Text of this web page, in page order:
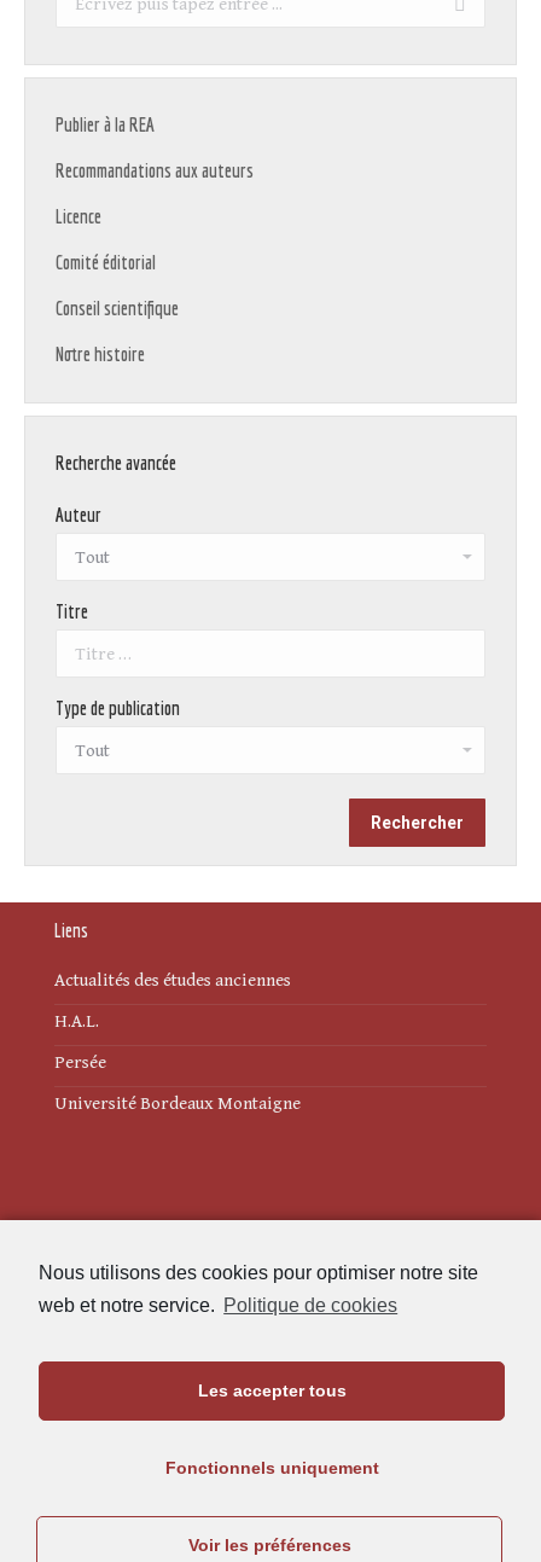
Nous utilisons des cookies pour optimiser notre site
web et notre service. Politique de cookies
Les accepter tous
Fonctionnels uniquement
Voir les préférences
Publier à la REA
Recommandations aux auteurs
Licence
Comité éditorial
Conseil scientifique
Notre histoire
Recherche avancée
Auteur
Titre
Type de publication
Liens
Actualités des études anciennes
H.A.L.
Persée
Université Bordeaux Montaigne
Politique de cookies (UE)
Maison de l'Archéologie
05.57.12.45.63
rea@u-bordeaux-montaigne.fr